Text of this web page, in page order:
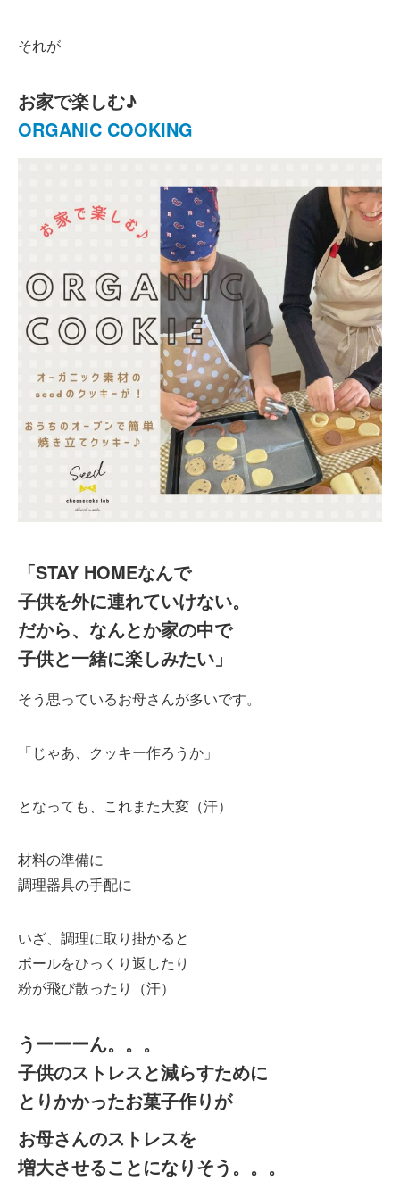
それが
お家で楽しむ♪
ORGANIC COOKING
「STAY HOMEなんで
子供を外に連れていけない。
だから、なんとか家の中で
子供と一緒に楽しみたい」
そう思っているお母さんが多いです。
「じゃあ、クッキー作ろうか」
となっても、これまた大変（汗）
材料の準備に
調理器具の手配に
いざ、調理に取り掛かると
ボールをひっくり返したり
粉が飛び散ったり（汗）
うーーーん。。。
子供のストレスと減らすために
とりかかったお菓子作りが
お母さんのストレスを
増大させることになりそう。。。